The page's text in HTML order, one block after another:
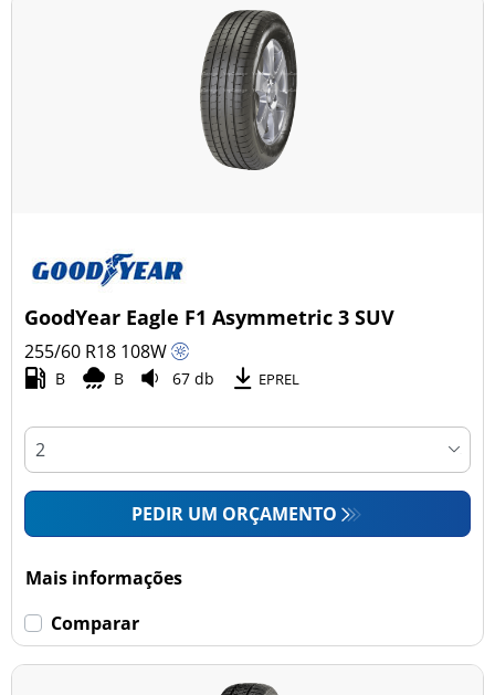
GoodYear Eagle F1 Asymmetric 3 SUV
255/60 R18 108W
B B 67 db EPREL
PEDIR UM ORÇAMENTO
Mais informações
Comparar